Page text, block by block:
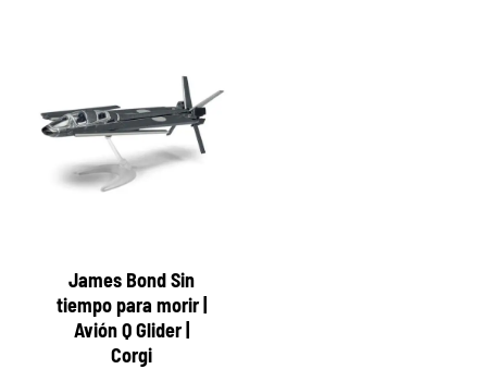
James Bond Sin
tiempo para morir |
Avión Q Glider |
Corgi